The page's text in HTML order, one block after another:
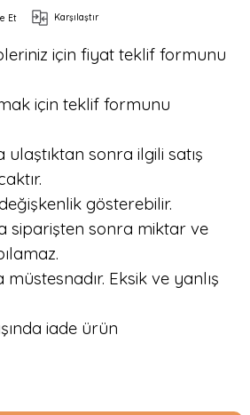
Et Karşılaştır
için fiyat teklif formunu
için teklif formunu
sonra ilgili satış
gösterebilir.
siparişten sonra miktar ve
Eksik ve yanlış
iade ürün